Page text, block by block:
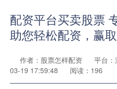
配资平台买卖股票
助您轻松配资，赢
作者：股票怎样配资 平台：
03-19 17:59:48
阅读：196